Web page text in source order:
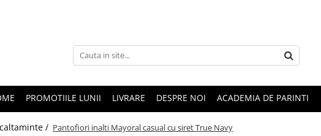
PROMOTIILE LUNII LIVRARE DESPRE NOI ACADEMIA DE PARINTI
/ Pantofiori inalti Mayoral casual cu siret True Navy